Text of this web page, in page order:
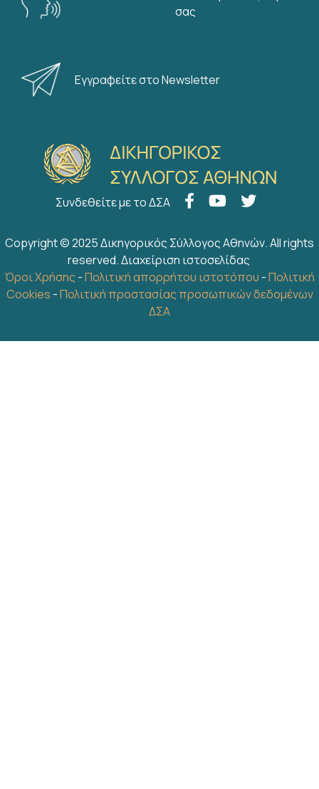
σας
Εγγραφείτε στο Newsletter
Συνδεθείτε με το ΔΣΑ
Copyright © 2025 Δικηγορικός Σύλλογος Αθηνών. All rights
reserved.Διαχείριση ιστοσελίδας
Όροι Χρήσης -Πολιτική απορρήτου ιστοτόπου -Πολιτική
Cookies -Πολιτική προστασίας προσωπικών δεδομένων
ΔΣΑ